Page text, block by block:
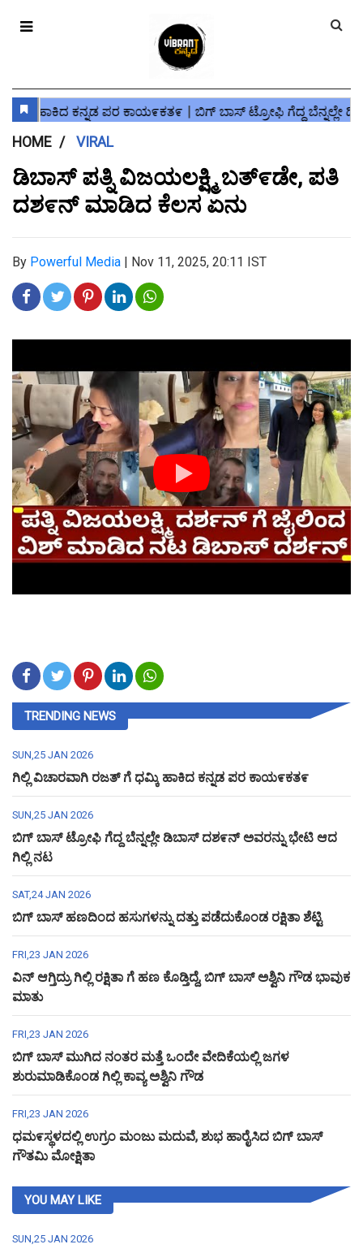
HOME VIRAL
ಡಿಬಾಸ್ ಪತ್ನಿ ವಿಜಯಲಕ್ಷ್ಮಿ ಬತ್೯ಡೇ, ಪತಿ
ದಶ೯ನ್ ಮಾಡಿದ ಕೆಲಸ ಏನು
By Powerful Media | Nov 11, 2025, 20:11 IST
TRENDING NEWS
SUN,25 JAN 2026
ಗಿಲ್ಲಿ ವಿಚಾರವಾಗಿ ರಜತ್ ಗೆ ಧಮ್ಕಿ ಹಾಕಿದ ಕನ್ನಡ ಪರ ಕಾಯ೯ಕತ೯
SUN,25 JAN 2026
ಬಿಗ್ ಬಾಸ್ ಟ್ರೋಫಿ ಗೆದ್ದ ಬೆನ್ನಲ್ಲೇ ಡಿಬಾಸ್ ದಶ೯ನ್ ಅವರನ್ನು ಭೇಟಿ ಆದ
ಗಿಲ್ಲಿ ನಟ
SAT,24 JAN 2026
ಬಿಗ್ ಬಾಸ್ ಹಣದಿಂದ ಹಸುಗಳನ್ನು ದತ್ತು ಪಡೆದುಕೊಂಡ ರಕ್ಷಿತಾ ಶೆಟ್ಟಿ
FRI,23 JAN 2026
ವಿನ್ ಆಗ್ತಿದ್ರು ಗಿಲ್ಲಿ ರಕ್ಷಿತಾ ಗೆ ಹಣ ಕೊಡ್ತಿದ್ದೆ, ಬಿಗ್ ಬಾಸ್ ಅಶ್ವಿನಿ ಗೌಡ ಭಾವುಕ
ಮಾತು
FRI,23 JAN 2026
ಬಿಗ್ ಬಾಸ್ ಮುಗಿದ ನಂತರ ಮತ್ತೆ ಒಂದೇ ವೇದಿಕೆಯಲ್ಲಿ ಜಗಳ
ಶುರುಮಾಡಿಕೊಂಡ ಗಿಲ್ಲಿ ಕಾವ್ಯ ಅಶ್ವಿನಿ ಗೌಡ
FRI,23 JAN 2026
ಧಮ೯ಸ್ಥಳದಲ್ಲಿ ಉಗ್ರಂ ಮಂಜು ಮದುವೆ, ಶುಭ ಹಾರೈಸಿದ ಬಿಗ್ ಬಾಸ್
ಗೌತಮಿ ಮೋಕ್ಷಿತಾ
YOU MAY LIKE
SUN,25 JAN 2026